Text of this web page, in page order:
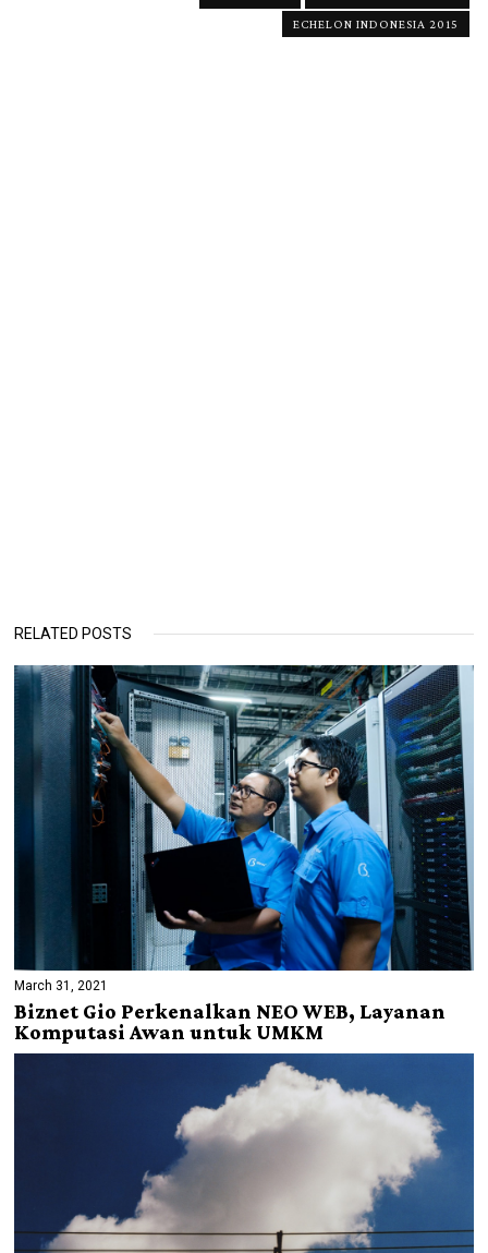
ECHELON INDONESIA 2015
RELATED POSTS
March 31, 2021
Biznet Gio Perkenalkan NEO WEB, Layanan
Komputasi Awan untuk UMKM